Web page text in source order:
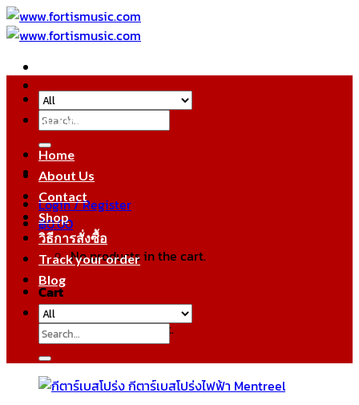
Skip
to
Search
for:
Login / Register
฿0.00
No products in the cart.
Cart
No products in the cart.
หมวดหมู่สินค้า
Home
About Us
Contact
Shop
วิธีการสั่งซื้อ
Track your order
Blog
Search
for: